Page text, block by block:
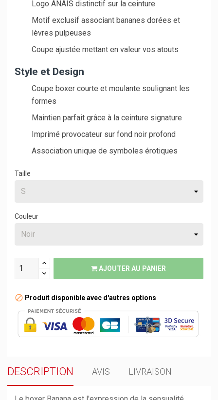
Logo ANAIS distinctif sur la ceinture
Motif exclusif associant bananes dorées et
lèvres pulpeuses
Coupe ajustée mettant en valeur vos atouts
Style et Design
Coupe boxer courte et moulante soulignant les
formes
Maintien parfait grâce à la ceinture signature
Imprimé provocateur sur fond noir profond
Association unique de symboles érotiques
Taille
Couleur
AJOUTER AU PANIER
Produit disponible avec d'autres options
DESCRIPTION AVIS LIVRAISON